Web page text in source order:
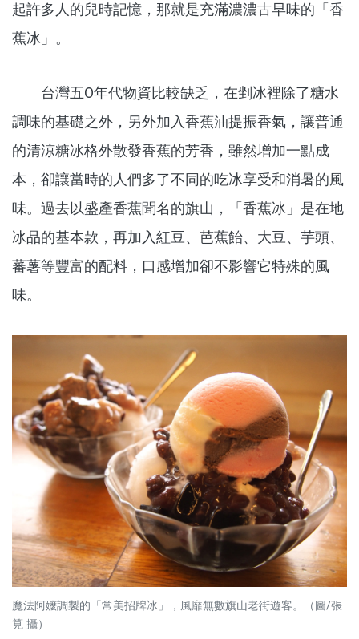
起許多人的兒時記憶，那就是充滿濃濃古早味的「香
蕉冰」。
台灣五O年代物資比較缺乏，在剉冰裡除了糖水
調味的基礎之外，另外加入香蕉油提振香氣，讓普通
的清涼糖冰格外散發香蕉的芳香，雖然增加一點成
本，卻讓當時的人們多了不同的吃冰享受和消暑的風
味。過去以盛產香蕉聞名的旗山，「香蕉冰」是在地
冰品的基本款，再加入紅豆、芭蕉飴、大豆、芋頭、
蕃薯等豐富的配料，口感增加卻不影響它特殊的風
味。
魔法阿嬤調製的「常美招牌冰」，風靡無數旗山老街遊客。（圖/張
筧 攝）